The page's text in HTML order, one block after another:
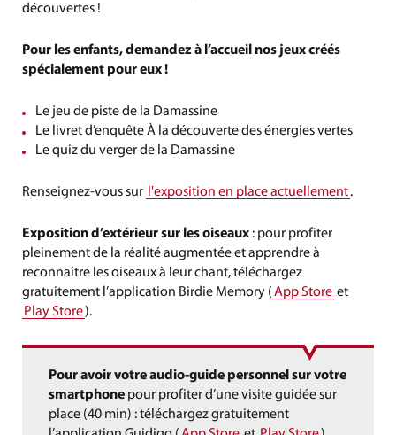
découvertes !
Pour les enfants, demandez à l’accueil nos jeux créés
spécialement pour eux !
Le jeu de piste de la Damassine
Le livret d’enquête À la découverte des énergies vertes
Le quiz du verger de la Damassine
Renseignez-vous sur l'exposition en place actuellement.
Exposition d’extérieur sur les oiseaux: pour profiter
pleinement de la réalité augmentée et apprendre à
reconnaître les oiseaux à leur chant, téléchargez
gratuitement l’application Birdie Memory (App Store et
Play Store).
Pour avoir votre audio-guide personnel sur votre
smartphone pour profiter d’une visite guidée sur
place (40 min) : téléchargez gratuitement